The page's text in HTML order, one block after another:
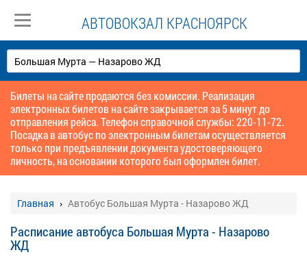
АВТОВОКЗАЛ КРАСНОЯРСК
Билеты на сайте продаются без комиссии. Реализация
электронных билетов на сайте закрывается за 5 минут до
отправления рейса. Телефон справочной службы: 220-11-72.
Посадка в автобус по электронным билетам осуществляется
только при предъявлении документа удостоверяющего
личность, на основании которого был оформлен билет.
Главная Автобус Большая Мурта - Назарово ЖД
Расписание автобуса Большая Мурта - Назарово
ЖД